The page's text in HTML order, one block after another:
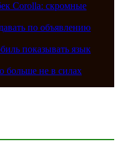
Corolla: скромные
по объявлению
показывать язык
больше не в силах